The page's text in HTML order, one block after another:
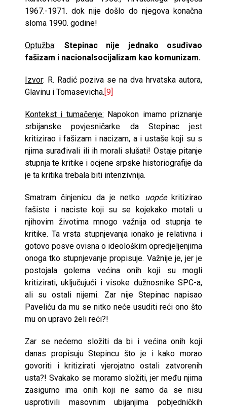
1967.-1971. dok nije došlo do njegova konačna
sloma 1990. godine!
Optužba: Stepinac nije jednako osuđivao
fašizam i nacionalsocijalizam kao komunizam.
Izvor: R. Radić poziva se na dva hrvatska autora,
Glavinu i Tomasevicha. [9]
Kontekst i tumačenje: Napokon imamo priznanje
srbijanske povjesničarke da Stepinac jest
kritizirao i fašizam i nacizam, a i ustaše koji su s
njima surađivali ili ih morali slušati! Ostaje pitanje
stupnja te kritike i ocjene srpske historiografije da
je ta kritika trebala biti intenzivnija.
Smatram činjenicu da je netko uopćekritizirao
fašiste i naciste koji su se kojekako motali u
njihovim životima mnogo važnija od stupnja te
kritike. Ta vrsta stupnjevanja ionako je relativna i
gotovo posve ovisna o ideološkim opredjeljenjima
onoga tko stupnjevanje propisuje. Važnije je, jer je
postojala golema većina onih koji su mogli
kritizirati, uključujući i visoke dužnosnike SPC-a,
ali su ostali nijemi. Zar nije Stepinac napisao
Paveliću da mu se nitko neće usuditi reći ono što
mu on upravo želi reći?!
Zar se nećemo složiti da bi i većina onih koji
danas propisuju Stepincu što je i kako morao
govoriti i kritizirati vjerojatno ostali zatvorenih
usta?! Svakako se moramo složiti, jer među njima
zasigurno ima onih koji ne samo da se nisu
usprotivili masovnim ubijanjima pobjedničkih